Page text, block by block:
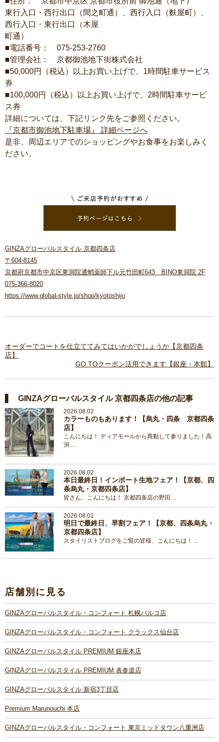
東行入口・西行出口（間之町通）、西行入口（麩屋町）、
西行入口・東行出口（木屋
町通）
■電話番号： 075-253-2760
■管理会社： 京都御池地下街株式会社
■50,000円（税込）以上お買い上げで、1時間駐車サービス
券
■100,000円（税込）以上お買い上げで、2時間駐車サービ
ス券
詳細については、下記リンク先をご参照ください。
『京都市御池地下駐車場』 詳細ページへ
是非、周辺エリアでのショッピングやお食事をお楽しみく
ださい。
GINZAグローバルスタイル 京都四条店
〒604-8145
京都府京都市中京区東洞院通蛸薬師下ル元竹田町643 BINO東洞院 2F
075-366-8020
https://www.global-style.jp/shop/kyotoshijo
オーダーでコートを仕立ててみてはいかがでしょうか【京都四条
店】
GO TOクーポン活用できます【銀座・本館】
GINZAグローバルスタイル 京都四条店の他の記事
2026.08.02
カラーものもあります！【烏丸・四条 京都四条
店】
こんにちは！ ディアモールから異動して参りました！高
渕 ...
2026.08.02
本日最終日！インポート生地フェア！【京都、四
条烏丸・京都四条店】
皆さん、こんにちは！ 京都四条店の野田 ...
2026.08.01
明日で最終日、早割フェア！【京都、四条烏丸・
京都四条店】
スタイリストブログをご覧の皆様、こんにちは！ ...
店舗別に見る
GINZAグローバルスタイル・コンフォート 札幌パルコ店
GINZAグローバルスタイル・コンフォート クラックス仙台店
GINZAグローバルスタイル PREMIUM 銀座本店
GINZAグローバルスタイル PREMIUM 表参道店
GINZAグローバルスタイル 新宿3丁目店
Premium Marunouchi 本店
GINZAグローバルスタイル・コンフォート 東京ミッドタウン八重洲店